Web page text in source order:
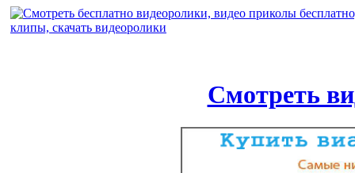
Смотреть